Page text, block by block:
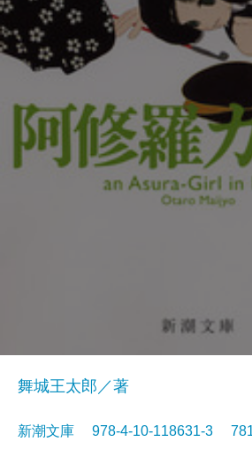
舞城王太郎／著
新潮文庫 978-4-10-118631-3